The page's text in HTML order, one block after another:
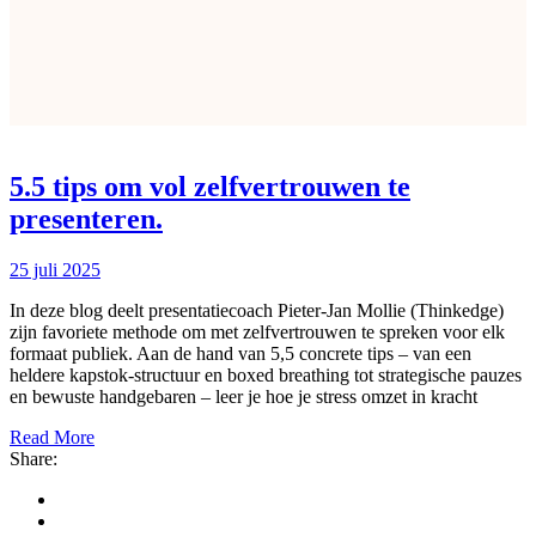
5.5 tips om vol zelfvertrouwen te
presenteren.
25 juli 2025
In deze blog deelt presentatiecoach Pieter‑Jan Mollie (Thinkedge)
zijn favoriete methode om met zelfvertrouwen te spreken voor elk
formaat publiek. Aan de hand van 5,5 concrete tips – van een
heldere kapstok‑structuur en boxed breathing tot strategische pauzes
en bewuste handgebaren – leer je hoe je stress omzet in kracht
Read More
Share: